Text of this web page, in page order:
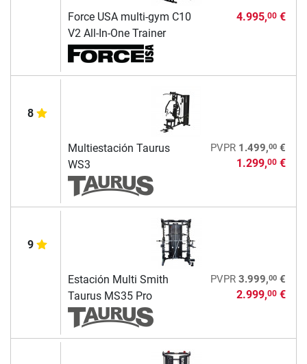
Force USA multi-gym C10
V2 All-In-One Trainer
4.995,00€
8
Multiestación Taurus
WS3
PVPR 1.499,00€
1.299,00€
9
Estación Multi Smith
Taurus MS35 Pro
PVPR 3.999,00€
2.999,00€